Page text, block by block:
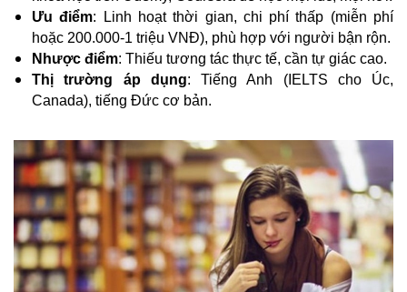
Ưu điểm: Linh hoạt thời gian, chi phí thấp (miễn phí
hoặc 200.000-1 triệu VNĐ), phù hợp với người bận rộn.
Nhược điểm: Thiếu tương tác thực tế, cần tự giác cao.
Thị trường áp dụng: Tiếng Anh (IELTS cho Úc,
Canada), tiếng Đức cơ bản.